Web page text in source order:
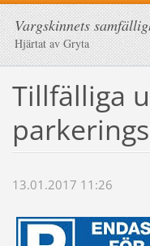
Vargskinnets
Hjärtat av Gryta
Tillfälliga
13.01.2017 11:26